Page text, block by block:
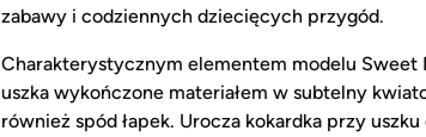
zabawy i codziennych dziecięcych przygód.
Charakterystycznym elementem modelu Sweet
uszka wykończone materiałem w subtelny
również spód łapek. Urocza kokardka przy